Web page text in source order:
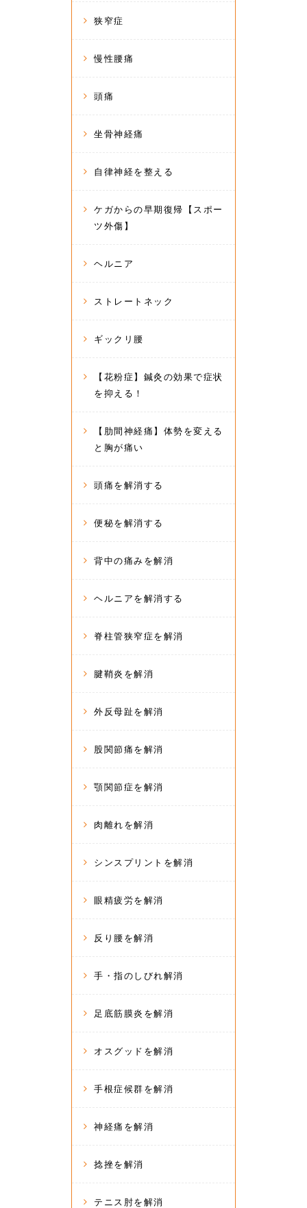
狭窄症
慢性腰痛
頭痛
坐骨神経痛
自律神経を整える
ケガからの早期復帰【スポー
ツ外傷】
ヘルニア
ストレートネック
ギックリ腰
【花粉症】鍼灸の効果で症状
を抑える！
【肋間神経痛】体勢を変える
と胸が痛い
頭痛を解消する
便秘を解消する
背中の痛みを解消
ヘルニアを解消する
脊柱管狭窄症を解消
腱鞘炎を解消
外反母趾を解消
股関節痛を解消
顎関節症を解消
肉離れを解消
シンスプリントを解消
眼精疲労を解消
反り腰を解消
手・指のしびれ解消
足底筋膜炎を解消
オスグッドを解消
手根症候群を解消
神経痛を解消
捻挫を解消
テニス肘を解消